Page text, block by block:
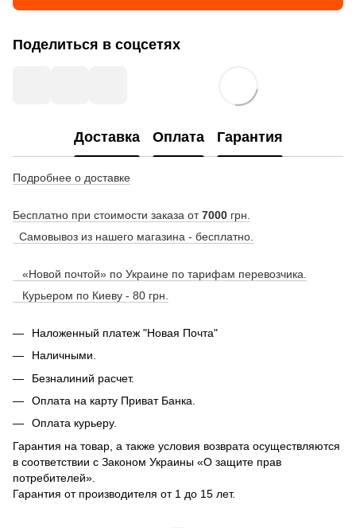
Поделиться в соцсетях
Доставка Оплата Гарантия
Подробнее о доставке
Бесплатно при стоимости заказа от7000 грн.
Самовывоз из нашего магазина - бесплатно.
«Новой почтой» по Украине по тарифам перевозчика.
Курьером по Киеву - 80 грн.
Наложенный платеж "Новая Почта"
Наличными.
Безналиний расчет.
Оплата на карту Приват Банка.
Оплата курьеру.
Гарантия на товар, а также условия возврата осуществляются
в соответствии с Законом Украины «О защите прав
потребителей».
Гарантия от производителя от 1 до 15 лет.